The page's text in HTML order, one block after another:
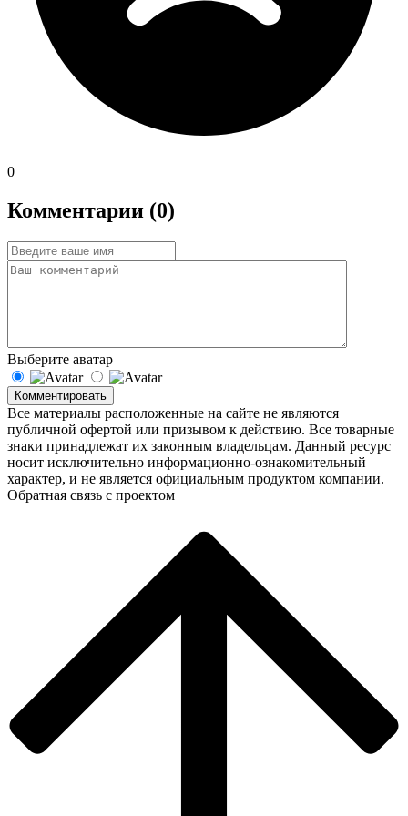
0
Комментарии (0)
Выберите аватар
Комментировать
Все материалы расположенные на сайте не являются
публичной офертой или призывом к действию. Все товарные
знаки принадлежат их законным владельцам. Данный ресурс
носит исключительно информационно-ознакомительный
характер, и не является официальным продуктом компании.
Обратная связь с проектом